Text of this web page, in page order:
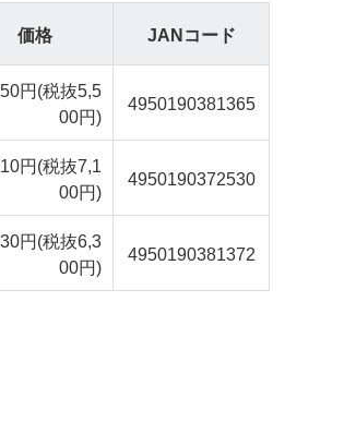
価格 JANコード
円(税抜5,5
00円)
4950190381365
円(税抜7,1
00円)
4950190372530
円(税抜6,3
00円)
4950190381372